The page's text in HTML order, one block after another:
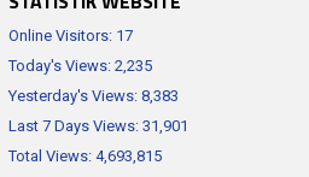
Online Visitors: 17
Today's Views: 2,235
Yesterday's Views: 8,383
Last 7 Days Views: 31,901
Total Views: 4,693,815